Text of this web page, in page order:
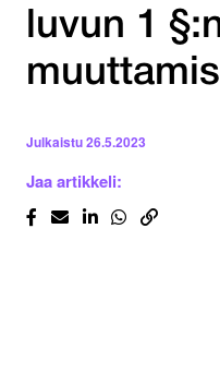
luvun 1
Julkaistu26.5.2023
Jaa artikkeli: